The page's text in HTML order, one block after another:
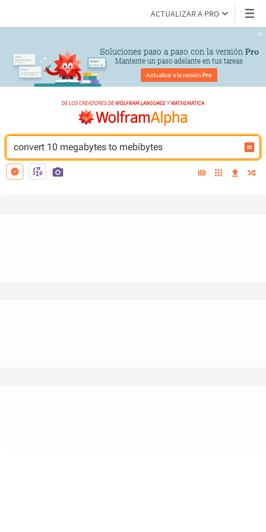
ACTUALIZAR A PRO
Soluciones paso a paso con la versión Pro
Mantente un paso adelante en tus tareas
Actualizar a la versión Pro
convert 10 megabytes to mebibytes